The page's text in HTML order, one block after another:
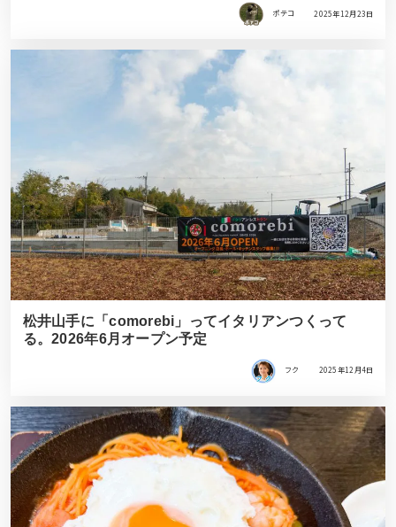
ポテコ 2025年12月23日
松井山手に「comorebi」ってイタリアンつくって
る。2026年6月オープン予定
フク 2025年12月4日